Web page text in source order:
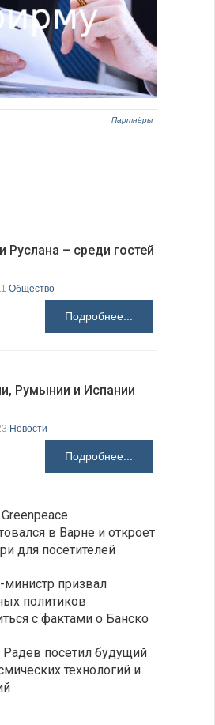
Партнёры
Руслана – среди гостей
Общество
Подробнее...
Румынии и Испании
Новости
Подробнее...
в Варне и откроет
для посетителей
призвал
политиков
с фактами о Банско
посетил будущий
технологий и